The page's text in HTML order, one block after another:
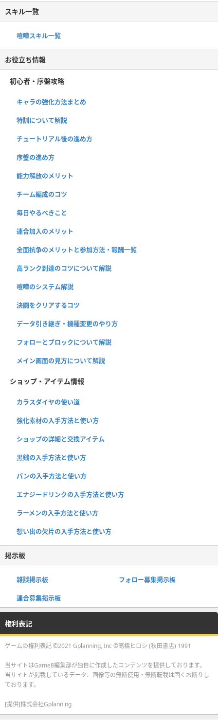
スキル一覧
喧嘩スキル一覧
お役立ち情報
初心者・序盤攻略
キャラの強化方法まとめ
特訓について解説
チュートリアル後の進め方
序盤の進め方
能力解放のメリット
チーム編成のコツ
毎日やるべきこと
連合加入のメリット
全面抗争のメリットと参加方法・報酬一覧
高ランク到達のコツについて解説
喧嘩のシステム解説
決闘をクリアするコツ
データ引き継ぎ・機種変更のやり方
フォローとブロックについて解説
メイン画面の見方について解説
ショップ・アイテム情報
カラスダイヤの使い道
強化素材の入手方法と使い方
ショップの詳細と交換アイテム
黒銭の入手方法と使い方
パンの入手方法と使い方
エナジードリンクの入手方法と使い方
ラーメンの入手方法と使い方
想い出の欠片の入手方法と使い方
掲示板
雑談掲示板 フォロー募集掲示板
連合募集掲示板
権利表記
ゲームの権利表記 ©2021 Gplanning, Inc ©高橋ヒロシ (秋田書店) 1991
当サイトはGame8編集部が独自に作成したコンテンツを提供しております。
当サイトが掲載しているデータ、画像等の無断使用・無断転載は固くお断りし
ております。
[提供]株式会社Gplanning